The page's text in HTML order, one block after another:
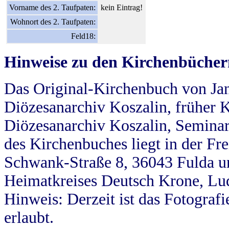
Vorname des 2. Taufpaten:
kein Eintrag!
Wohnort des 2. Taufpaten:
Feld18:
Hinweise zu den
Das Original-Kirchenbuch von
Diözesanarchiv Koszalin, früher
Diözesanarchiv Koszalin,
des Kirchenbuches liegt in der
Schwank-Straße 8, 36043 Fulda
Heimatkreises Deutsch Krone,
Hinweis: Derzeit ist das
erlaubt.